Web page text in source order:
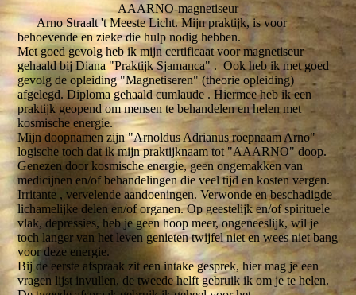
AAARNO-magnetiseur
Arno Straalt 't Meeste Licht. Mijn praktijk, is voor
behoevende en zieke die hulp nodig hebben.
Met goed gevolg heb ik mijn certificaat voor magnetiseur
gehaald bij Diana "Praktijk Sjamanca" . Ook heb ik met goed
gevolg de opleiding "Magnetiseren" (theorie opleiding)
afgelegd. Diploma gehaald cumlaude . Hiermee heb ik een
praktijk geopend om mensen te behandelen en helen met
kosmische energie.
Mijn doopnamen zijn "Arnoldus Adrianus roepnaam Arno"
logische toch dat ik mijn praktijknaam tot "AAARNO" doop.
Genezen door kosmische energie, geen ongemakken van
medicijnen en/of behandelingen die veel tijd en kosten vergen.
Irritante , vervelende aandoeningen. Verwonde en beschadigde
lichamelijke delen en/of organen. Op geestelijk en/of spirituele
vlak, depressies, heb je geen hoop meer, ongeneeslijk, wil je
toch langer van het leven genieten twijfel niet en wees niet bang
voor deze energie.
Bij de eerste afspraak zit een intake gesprek, hier mag je een
vragen lijst invullen. de tweede helft gebruik ik om je te helen.